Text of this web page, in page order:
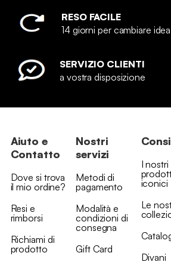
RESO FACILE
14 giorni per cambiare idea
SERVIZIO CLIENTI
a vostra disposizione
Aiuto e
Contatto
Dove si trova
il mio ordine?
Resi e
rimborsi
Richiami di
prodotto
Nostri
servizi
Metodi di
pagamento
Modalità e
condizioni di
consegna
Gift Card
I nostri
iconici
Le
Divani